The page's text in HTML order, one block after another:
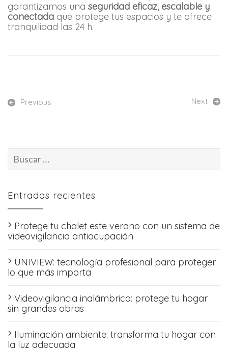
garantizamos una seguridad eficaz, escalable y
conectada que protege tus espacios y te ofrece
tranquilidad las 24 h.
Previous Next
Entradas recientes
Protege tu chalet este verano con un sistema de
videovigilancia antiocupación
UNIVIEW: tecnología profesional para proteger
lo que más importa
Videovigilancia inalámbrica: protege tu hogar
sin grandes obras
Iluminación ambiente: transforma tu hogar con
la luz adecuada